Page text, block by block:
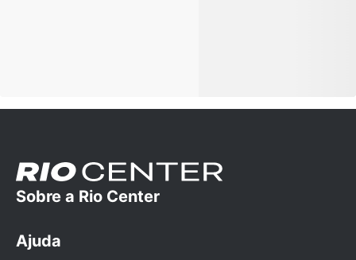
Sobre a Rio Center
A empresa
Ajuda